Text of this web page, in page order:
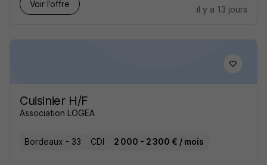
Voir l’offre
il y a 13 jours
Cuisinier H/F
Association LOGEA
Bordeaux - 33 CDI 2 000 - 2 300 € / mois